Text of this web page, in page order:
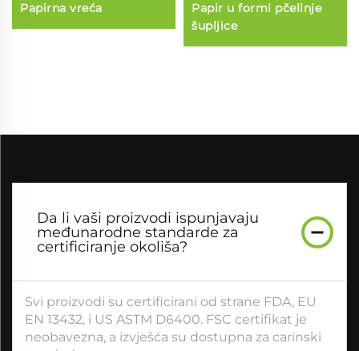
Papirna vreća
Papir u formi pčelinje
šupljice
Da li vaši proizvodi ispunjavaju
međunarodne standarde za
certificiranje okoliša?
Svi proizvodi su certificirani od strane FDA, EU
EN 13432, i US ASTM D6400. FSC certifikat je
neobavezna, a izvješća su dostupna za carinski